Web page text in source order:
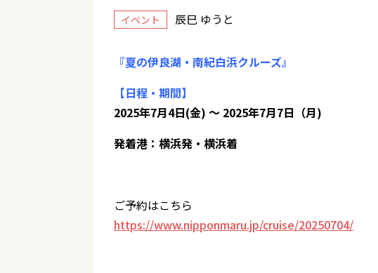
イベント 辰巳 ゆうと
『夏の伊良湖・南紀白浜クルーズ』
【日程・期間】
2025年7月4日(金) ～ 2025年7月7日（月)
発着港：横浜発・横浜着
ご予約はこちら
https://www.nipponmaru.jp/cruise/20250704/